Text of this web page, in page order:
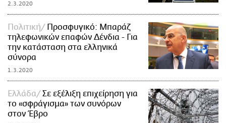
2.3.2020
Πολιτική
Προσφυγικό: Μπαράζ
τηλεφωνικών επαφών Δένδια - Για
την κατάσταση στα ελληνικά
σύνορα
1.3.2020
Ελλάδα
Σε εξέλιξη επιχείρηση για
το «σφράγισμα» των συνόρων
στον Έβρο